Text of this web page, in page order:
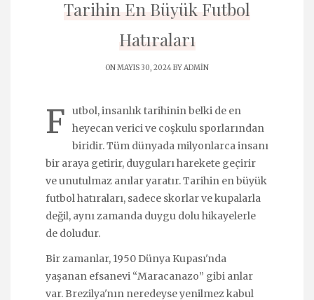
Tarihin En Büyük Futbol
Hatıraları
ON MAYIS 30, 2024 BYADMIN
F
utbol, insanlık tarihinin belki de en
heyecan verici ve coşkulu sporlarından
biridir. Tüm dünyada milyonlarca insanı
bir araya getirir, duyguları harekete geçirir
ve unutulmaz anılar yaratır. Tarihin en büyük
futbol hatıraları, sadece skorlar ve kupalarla
değil, aynı zamanda duygu dolu hikayelerle
de doludur.
Bir zamanlar, 1950 Dünya Kupası'nda
yaşanan efsanevi “Maracanazo” gibi anlar
var. Brezilya'nın neredeyse yenilmez kabul